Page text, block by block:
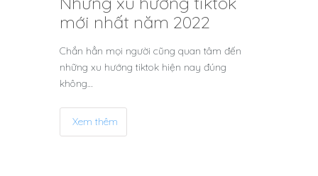
mới nhất năm 2022
Chắn hẳn mọi người cũng quan tâm đến
những xu hướng tiktok hiện nay đúng
không…
Xem thêm